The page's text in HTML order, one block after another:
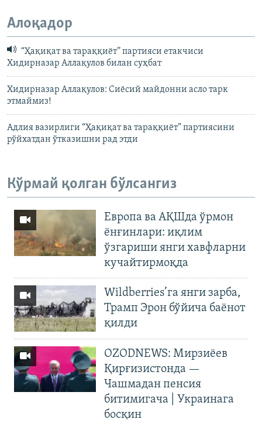
Алоқадор
“Ҳақиқат ва тараққиёт” партияси етакчиси
Хидирназар Аллақулов билан суҳбат
Хидирназар Аллақулов: Сиёсий майдонни асло тарк
этмаймиз!
Адлия вазирлиги “Ҳақиқат ва тараққиёт” партиясини
рўйхатдан ўтказишни рад этди
Кўрмай қолган бўлсангиз
Европа ва АҚШда ўрмон
ёнғинлари: иқлим
ўзгариши янги хавфларни
кучайтирмоқда
Wildberries’га янги зарба,
Трамп Эрон бўйича баёнот
қилди
OZODNEWS: Мирзиёев
Қирғизистонда —
Чашмадан пенсия
битимигача | Украинага
босқин